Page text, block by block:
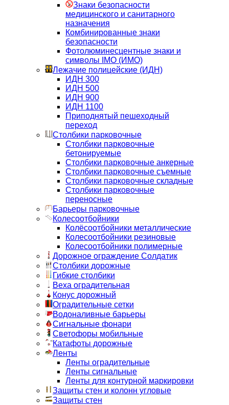
Знаки безопасности
медицинского и санитарного
назначения
Комбинированные знаки
безопасности
Фотолюминесцентные знаки и
символы IMO (ИМО)
Лежачие полицейские (ИДН)
ИДН 300
ИДН 500
ИДН 900
ИДН 1100
Приподнятый пешеходный
переход
Столбики парковочные
Столбики парковочные
бетонируемые
Столбики парковочные анкерные
Столбики парковочные съемные
Столбики парковочные складные
Столбики парковочные
переносные
Барьеры парковочные
Колесоотбойники
Колёсоотбойники металлические
Колесоотбойники резиновые
Колесоотбойники полимерные
Дорожное ограждение Солдатик
Столбики дорожные
Гибкие столбики
Веха оградительная
Конус дорожный
Оградительные сетки
Водоналивные барьеры
Сигнальные фонари
Светофоры мобильные
Катафоты дорожные
Ленты
Ленты оградительные
Ленты сигнальные
Ленты для контурной маркировки
Защиты стен и колонн угловые
Защиты стен